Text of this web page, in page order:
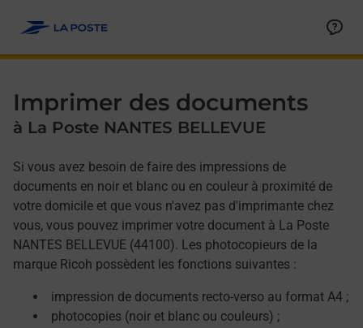
Imprimer des documents
à La Poste NANTES BELLEVUE
Si vous avez besoin de faire des impressions de
documents en noir et blanc ou en couleur à proximité de
votre domicile et que vous n'avez pas d'imprimante chez
vous, vous pouvez imprimer votre document à La Poste
NANTES BELLEVUE (44100). Les photocopieurs de la
marque Ricoh possèdent les fonctions suivantes :
impression de documents recto-verso au format A4 ;
photocopies (noir et blanc ou couleurs) ;